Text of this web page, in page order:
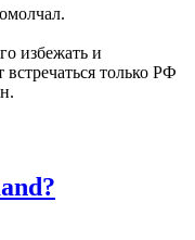
избежать и
только РФ